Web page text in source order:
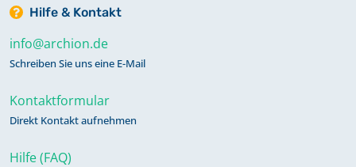
Hilfe & Kontakt
info@archion.de
Schreiben Sie uns eine E-Mail
Kontaktformular
Direkt Kontakt aufnehmen
Hilfe (FAQ)